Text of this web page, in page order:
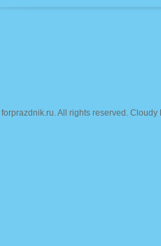
forprazdnik.ru. All rights reserved.